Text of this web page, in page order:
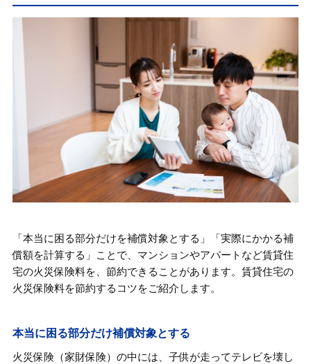
「本当に困る部分だけを補償対象とする」「実際にかかる補
償額を計算する」ことで、マンションやアパートなど賃貸住
宅の火災保険料を、節約できることがあります。賃貸住宅の
火災保険料を節約するコツをご紹介します。
本当に困る部分だけ補償対象とする
火災保険（家財保険）の中には、子供が走ってテレビを壊し